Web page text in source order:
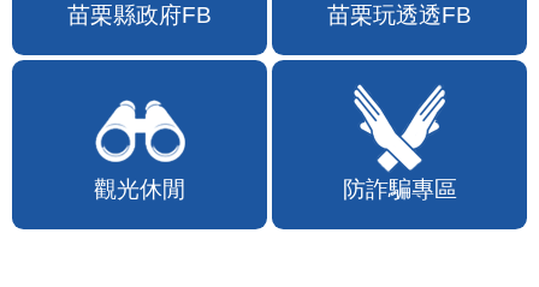
苗栗縣政府FB 苗栗玩透透FB
觀光休閒 防詐騙專區